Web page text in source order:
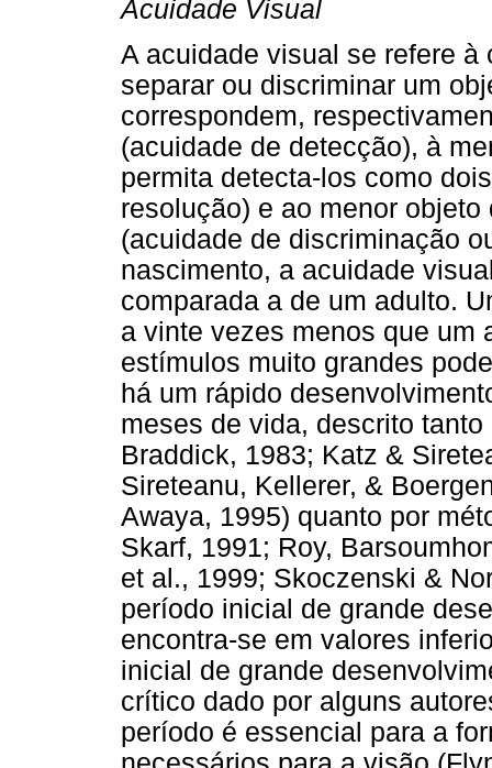
Acuidade Visual
A acuidade visual se refere
separar ou discriminar um
correspondem,
(acuidade de detecção), à
permita detecta-los como
resolução) e ao menor
(acuidade de discriminação
nascimento, a acuidade
comparada a de um adulto.
a vinte vezes menos que um
estímulos muito grandes
há um rápido
meses de vida, descrito
Braddick, 1983; Katz &
Sireteanu, Kellerer, &
Awaya, 1995) quanto por
Skarf, 1991; Roy,
et al., 1999; Skoczenski &
período inicial de grande
encontra-se em valores
inicial de grande
crítico dado por alguns
período é essencial para a